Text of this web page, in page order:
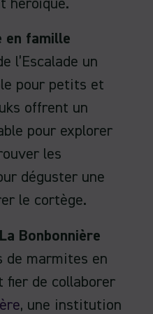
héroïque.
en famille
l’Escalade un
pour petits et
offrent un
pour explorer
les
déguster une
le cortège.
Bonbonnière
de marmites en
fier de collaborer
, une institution